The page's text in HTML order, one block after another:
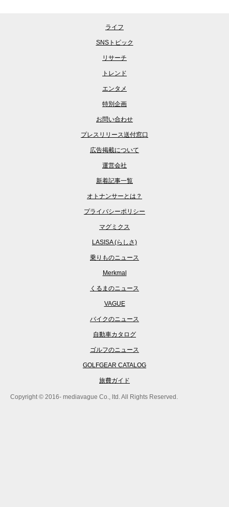
ライフ
SNSトピック
リサーチ
トレンド
エンタメ
特別企画
お問い合わせ
プレスリリース送付窓口
広告掲載について
運営会社
新着記事一覧
オトナンサーとは？
プライバシーポリシー
マグミクス
LASISA (らしさ)
乗りものニュース
Merkmal
くるまのニュース
VAGUE
バイクのニュース
自動車カタログ
ゴルフのニュース
GOLFGEAR CATALOG
旅費ガイド
Copyright © 2016- mediavague Co., ltd. All Rights Reserved.